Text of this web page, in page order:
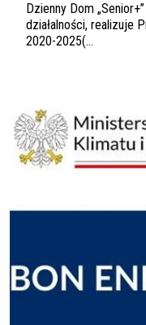
Dzienny Dom
działalności, realizuje
2020-2025(...